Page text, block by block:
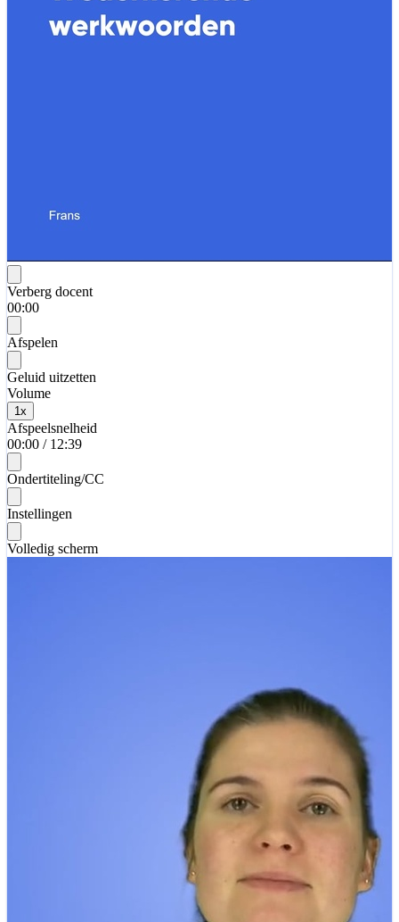
Verberg docent
00:00
Afspelen
Geluid uitzetten
Volume
1 x
Afspeelsnelheid
00:00 / 12:39
Ondertiteling/CC
Instellingen
Volledig scherm